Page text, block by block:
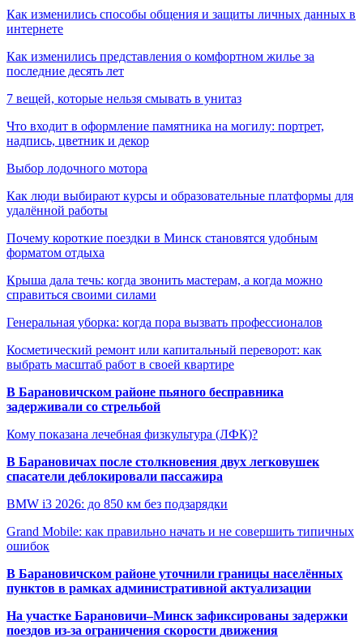
Как изменились способы общения и защиты личных данных в
интернете
Как изменились представления о комфортном жилье за
последние десять лет
7 вещей, которые нельзя смывать в унитаз
Что входит в оформление памятника на могилу: портрет,
надпись, цветник и декор
Выбор лодочного мотора
Как люди выбирают курсы и образовательные платформы для
удалённой работы
Почему короткие поездки в Минск становятся удобным
форматом отдыха
Крыша дала течь: когда звонить мастерам, а когда можно
справиться своими силами
Генеральная уборка: когда пора вызвать профессионалов
Косметический ремонт или капитальный переворот: как
выбрать масштаб работ в своей квартире
В Барановичском районе пьяного бесправника
задерживали со стрельбой
Кому показана лечебная физкультура (ЛФК)?
В Барановичах после столкновения двух легковушек
спасатели деблокировали пассажира
BMW i3 2026: до 850 км без подзарядки
Grand Mobile: как правильно начать и не совершить типичных
ошибок
В Барановичском районе уточнили границы населённых
пунктов в рамках административной актуализации
На участке Барановичи–Минск зафиксированы задержки
поездов из-за ограничения скорости движения